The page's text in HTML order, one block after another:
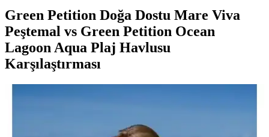
Green Petition Doğa Dostu Mare Viva
Peştemal vs Green Petition Ocean
Lagoon Aqua Plaj Havlusu
Karşılaştırması